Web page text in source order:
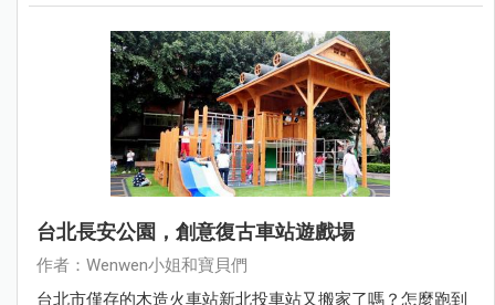
台北長安公園，創意復古車站遊戲場
作者：Wenwen小姐和寶貝們
台北市僅存的木造火車站新北投車站又搬家了嗎？怎麼跑到